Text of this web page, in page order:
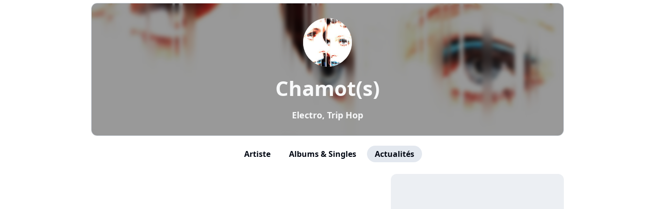
Chamot(s)
Electro, Trip Hop
Artiste Albums & Singles Actualités